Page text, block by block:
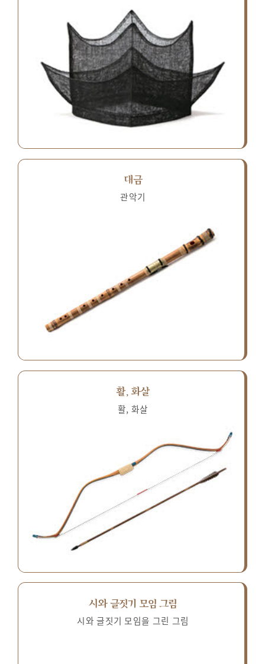
대금
관악기
활, 화살
활, 화살
시와 글짓기 모임 그림
시와 글짓기 모임을 그린 그림